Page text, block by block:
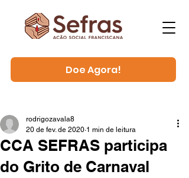
Doe Agora!
CCA SEFRAS participa
do Grito de Carnaval
rodrigozavala8
20 de fev. de 2020 1 min de leitura